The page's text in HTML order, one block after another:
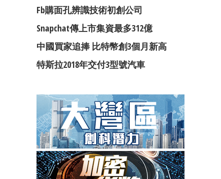
Fb購面孔辨識技術初創公司
Snapchat傳上市集資最多312億
中國買家追捧 比特幣創3個月新高
特斯拉2018年交付3型號汽車